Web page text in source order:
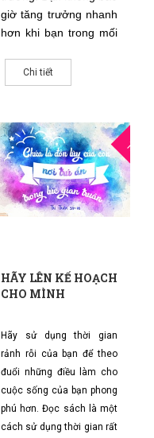
giờ tăng trưởng nhanh
hơn khi bạn trong mối
hữu khác và khích lệ
lẫn nhau cam kết theo
Christ.
Chi tiết
THG7
HÃY LÊN KẾ HOẠCH
CHO MÌNH
Hãy sử dụng thời gian
rảnh rỗi của bạn để theo
đuổi những điều làm cho
cuộc sống của bạn phong
phú hơn. Đọc sách là một
cách sử dụng thời gian rất